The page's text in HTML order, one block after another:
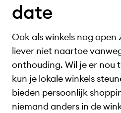
date
Ook als winkels nog open
liever niet naartoe
onthouding. Wil je er nou
kun je lokale winkels
bieden persoonlijk
niemand anders in de